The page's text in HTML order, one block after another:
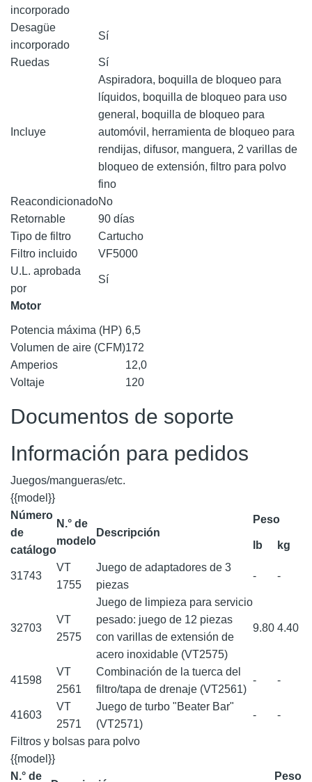
incorporado
Desagüe
incorporado
Sí
Ruedas Sí
Incluye
Aspiradora, boquilla de bloqueo para
líquidos, boquilla de bloqueo para uso
general, boquilla de bloqueo para
automóvil, herramienta de bloqueo para
rendijas, difusor, manguera, 2 varillas de
bloqueo de extensión, filtro para polvo
fino
ReacondicionadoNo
Retornable
90 días
Tipo de filtro
Cartucho
Filtro incluido
VF5000
U.L. aprobada
por
Sí
Motor
Potencia máxima (HP) 6,5
Volumen de aire (CFM)172
Amperios
12,0
Voltaje
120
Documentos de soporte
Información para pedidos
Juegos/mangueras/etc.
{{model}}
Número
de
catálogo
N.° de
modelo
Descripción
Peso
lb kg
31743
VT
1755
Juego de adaptadores de 3
piezas
- -
32703
VT
2575
Juego de limpieza para servicio
pesado: juego de 12 piezas
con varillas de extensión de
acero inoxidable (VT2575)
9.80 4.40
41598
VT
2561
Combinación de la tuerca del
filtro/tapa de drenaje (VT2561)
- -
41603
VT
2571
Juego de turbo "Beater Bar"
(VT2571)
- -
Filtros y bolsas para polvo
{{model}}
N.° de
Peso